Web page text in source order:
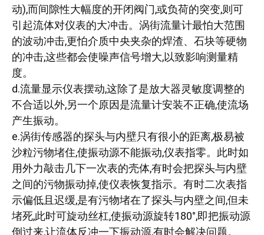
动),而间隙性大幅度的开闭阀门,或负荷的突变,则可
引起流体对仪表的大冲击。涡街流量计最怕大范围
的波动冲击,更怕介质中央夹杂的焊渣、石块等硬物
的冲击,这些都会使噪声信号增大,以致影响测量精
度。
d.流量显示仪表摆动,这除了是放大器灵敏度调整的
不合适以外,另一个原因是流量计安装不正确,使流场
产生振动。
e.涡街传感器的探头与内壁只有很小的距离,极易被
沙粒污物堵住,使振动源不能振动,仪表指零。此时如
用外力敲击几下一次表的壳体,有时会把探头与内壁
之间的污物振动掉,使仪表恢复指示。有时二次表指
示偏低且迟缓,是有污物堵在了探头与内壁之间,但未
堵死,此时可旋动丝杠,使振动源旋转180°,即把振动源
倒过来,让流体反冲一下振动源,有时会解决问题。